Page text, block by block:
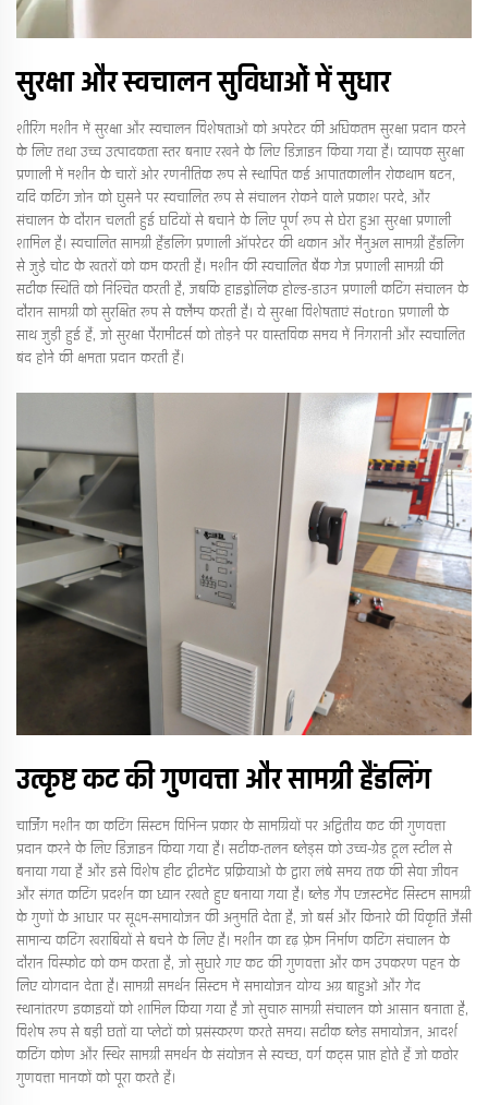
सुरक्षा और स्वचालन सुविधाओं में सुधार
शीरिंग मशीन में सुरक्षा और स्वचालन विशेषताओं को अपरेटर की अधिकतम सुरक्षा प्रदान करने
के लिए तथा उच्च उत्पादकता स्तर बनाए रखने के लिए डिज़ाइन किया गया है। व्यापक सुरक्षा
प्रणाली में मशीन के चारों ओर रणनीतिक रूप से स्थापित कई आपातकालीन रोकथाम बटन,
यदि कटिंग जोन को घुसने पर स्वचालित रूप से संचालन रोकने वाले प्रकाश परदे, और
संचालन के दौरान चलती हुई घटियों से बचाने के लिए पूर्ण रूप से घेरा हुआ सुरक्षा प्रणाली
शामिल है। स्वचालित सामग्री हैंडलिंग प्रणाली ऑपरेटर की थकान और मैनुअल सामग्री हैंडलिंग
से जुड़े चोट के खतरों को कम करती है। मशीन की स्वचालित बैक गेज प्रणाली सामग्री की
सटीक स्थिति को निश्चित करती है, जबकि हाइड्रोलिक होल्ड-डाउन प्रणाली कटिंग संचालन के
दौरान सामग्री को सुरक्षित रूप से क्लैम्प करती है। ये सुरक्षा विशेषताएं संotron प्रणाली के
साथ जुड़ी हुई हैं, जो सुरक्षा पैरामीटर्स को तोड़ने पर वास्तविक समय में निगरानी और स्वचालित
बंद होने की क्षमता प्रदान करती हैं।
उत्कृष्ट कट की गुणवत्ता और सामग्री हैंडलिंग
चार्जिंग मशीन का कटिंग सिस्टम विभिन्न प्रकार के सामग्रियों पर अद्वितीय कट की गुणवत्ता
प्रदान करने के लिए डिज़ाइन किया गया है। सटीक-तलन ब्लेड्स को उच्च-ग्रेड टूल स्टील से
बनाया गया है और इसे विशेष हीट ट्रीटमेंट प्रक्रियाओं के द्वारा लंबे समय तक की सेवा जीवन
और संगत कटिंग प्रदर्शन का ध्यान रखते हुए बनाया गया है। ब्लेड गैप एजस्टमेंट सिस्टम सामग्री
के गुणों के आधार पर सूक्ष्म-समायोजन की अनुमति देता है, जो बर्स और किनारे की विकृति जैसी
सामान्य कटिंग खराबियों से बचने के लिए है। मशीन का दृढ़ फ़्रेम निर्माण कटिंग संचालन के
दौरान विस्फोट को कम करता है, जो सुधारे गए कट की गुणवत्ता और कम उपकरण पहन के
लिए योगदान देता है। सामग्री समर्थन सिस्टम में समायोजन योग्य अग्र बाहुओं और गेंद
स्थानांतरण इकाइयों को शामिल किया गया है जो सुचारु सामग्री संचालन को आसान बनाता है,
विशेष रूप से बड़ी छतों या प्लेटों को प्रसंस्करण करते समय। सटीक ब्लेड समायोजन, आदर्श
कटिंग कोण और स्थिर सामग्री समर्थन के संयोजन से स्वच्छ, वर्ग कट्स प्राप्त होते हैं जो कठोर
गुणवत्ता मानकों को पूरा करते हैं।